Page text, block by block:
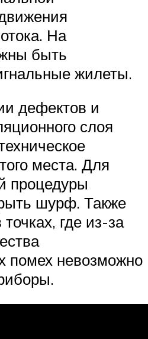
На
быть
жилеты.
дефектов и
слоя
места. Для
процедуры
шурф. Также
где из-за
помех невозможно